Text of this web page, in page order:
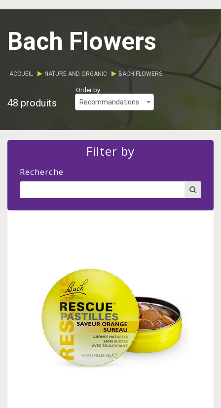
Bach Flowers
ACCUEIL NATURE AND ORGANIC BACH FLOWERS
48 produits
Order by:
Recommandations
Filter by
Recherche